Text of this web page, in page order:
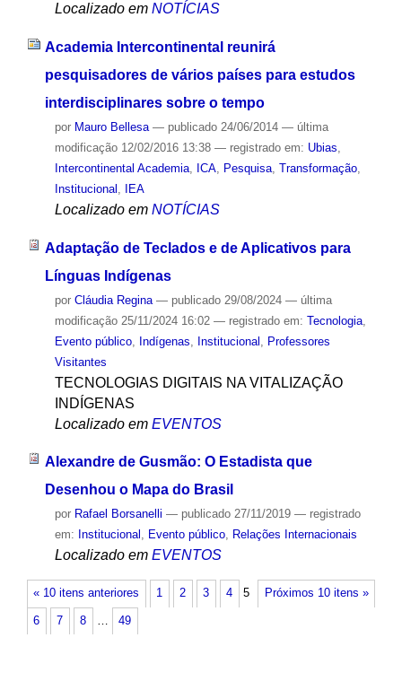
Localizado em NOTÍCIAS
Academia Intercontinental reunirá
pesquisadores de vários países para estudos
interdisciplinares sobre o tempo
por Mauro Bellesa — publicado24/06/2014 — última
modificação12/02/2016 13:38 — registrado em: Ubias
Intercontinental Academia, ICA, Pesquisa, Transformação,
Institucional
IEA
Localizado em NOTÍCIAS
Adaptação de Teclados e de Aplicativos para
Línguas Indígenas
por Cláudia Regina — publicado29/08/2024 — última
modificação25/11/2024 16:02 — registrado em: Tecnologia,
Evento público, Indígenas Institucional
Professores
Visitantes
TECNOLOGIAS DIGITAIS NA VITALIZAÇÃO
INDÍGENAS
Localizado em EVENTOS
Alexandre de Gusmão: O Estadista que
Desenhou o Mapa do Brasil
por Rafael Borsanelli — publicado27/11/2019 — registrado
em: Institucional , Evento público, Relações Internacionais
Localizado em EVENTOS
« 10 itens anteriores Próximos 10 itens »
1 2 3 4 5
6 7 8 … 49